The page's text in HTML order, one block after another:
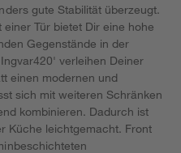
gute Stabilität überzeugt.
Tür bietet Dir eine hohe
Gegenstände in der
verleihen Deiner
einen modernen und
sich mit weiteren Schränken
kombinieren. Dadurch ist
Küche leichtgemacht. Front